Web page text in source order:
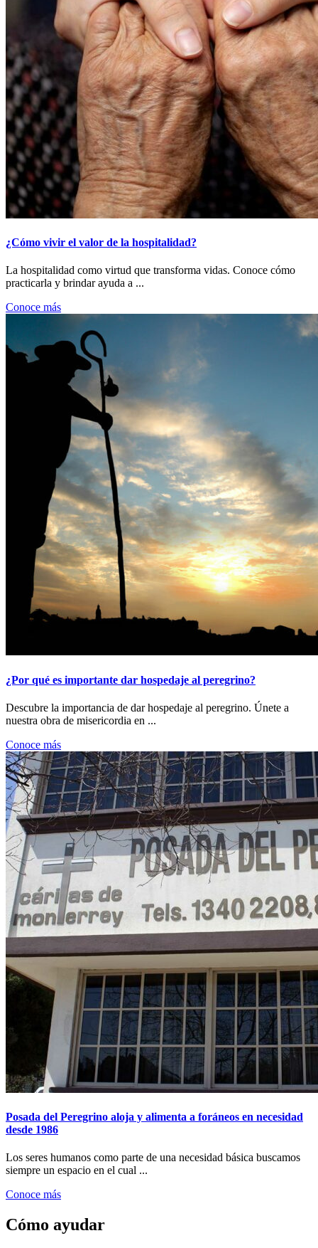
¿Cómo vivir el valor de la hospitalidad?
La hospitalidad como virtud que transforma vidas. Conoce cómo
practicarla y brindar ayuda a ...
Conoce más
¿Por qué es importante dar hospedaje al peregrino?
Descubre la importancia de dar hospedaje al peregrino. Únete a
nuestra obra de misericordia en ...
Conoce más
Posada del Peregrino aloja y alimenta a foráneos en necesidad
desde 1986
Los seres humanos como parte de una necesidad básica buscamos
siempre un espacio en el cual ...
Conoce más
Cómo ayudar